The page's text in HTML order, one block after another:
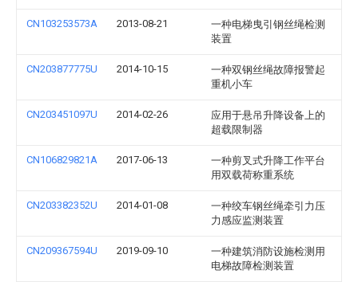
CN103253573A 2013-08-21
一种电梯曳引钢丝绳检测
装置
CN203877775U 2014-10-15
一种双钢丝绳故障报警起
重机小车
CN203451097U 2014-02-26
应用于悬吊升降设备上的
超载限制器
CN106829821A 2017-06-13
一种剪叉式升降工作平台
用双载荷称重系统
CN203382352U 2014-01-08
一种绞车钢丝绳牵引力压
力感应监测装置
CN209367594U 2019-09-10
一种建筑消防设施检测用
电梯故障检测装置